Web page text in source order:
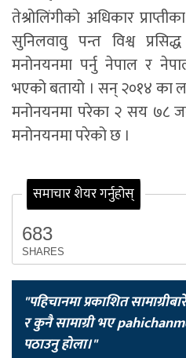
तेश्रोलिंगीको अधिकार
सुनिलवावु पन्त विश्व
मनोनयनमा पर्नु नेपाल र
भएको बतायो । सन् २०१४ का
मनोनयनमा परेका २ सय ७८
मनोनयनमा परेको छ ।
समाचार शेयर गर्नुहोस्
683
SHARES
"पहिचानमा प्रकाशित
र कुनै सामाग्री भए
पठाउनु होला।"